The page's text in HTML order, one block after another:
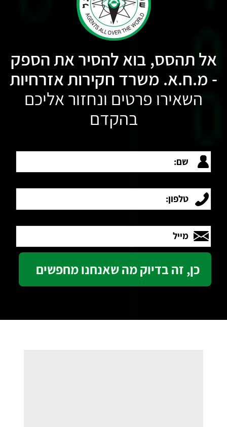
אל תהסס, בוא להסיר את הספק
- מ.ח.א. משרד חקירות אזרחיות
השאירו פרטים ונחזור אליכם
בהקדם
שם:
טלפון:
מייל